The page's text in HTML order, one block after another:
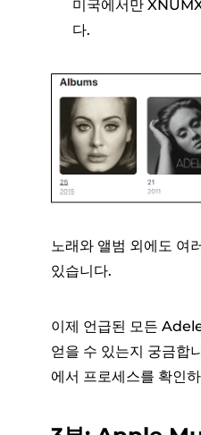
미국에서만
다.
노래와 앨범 외에도 여
있습니다.
이제 언급된 모든
얻을 수 있는지 궁금합
에서 프로세스를 확인